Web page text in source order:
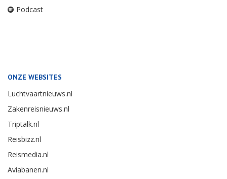
Podcast
ONZE WEBSITES
Luchtvaartnieuws.nl
Zakenreisnieuws.nl
Triptalk.nl
Reisbizz.nl
Reismedia.nl
Aviabanen.nl